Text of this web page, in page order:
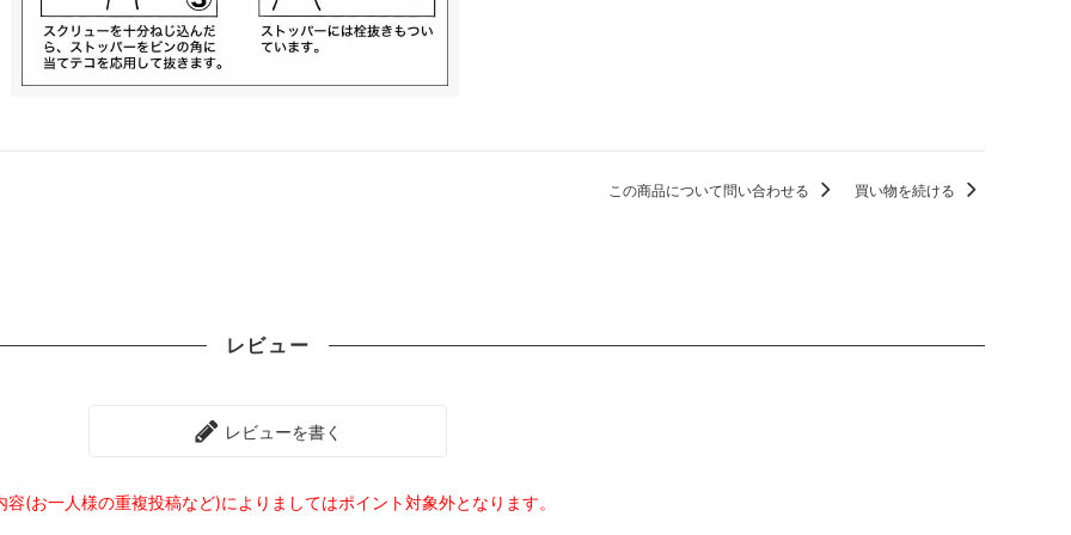
この商品について問い合わせる 買い物を続ける
レビュー
レビューを書く
容(お一人様の重複投稿など)によりましてはポイント対象外となります。